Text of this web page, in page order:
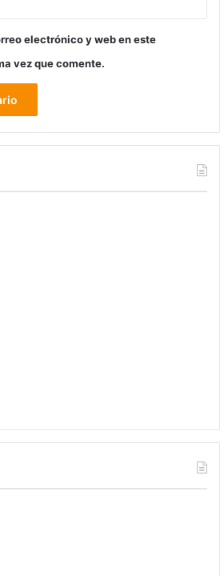
electrónico y web en este
vez que comente.